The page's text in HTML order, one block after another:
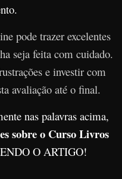
pode trazer excelentes
seja feita com cuidado.
e investir com
avaliação até o final.
nas palavras acima,
sobre o Curso Livros
O ARTIGO!